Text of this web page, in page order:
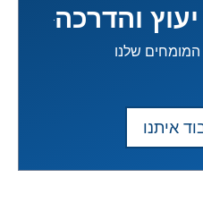
והדרכה
שלנו
איתנו